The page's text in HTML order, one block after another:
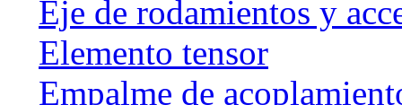
Eje de rodamientos y
Elemento tensor
Empalme de